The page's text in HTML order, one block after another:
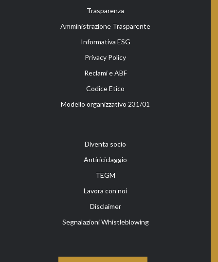
Trasparenza
Amministrazione Trasparente
Informativa ESG
Privacy Policy
Reclami e ABF
Codice Etico
Modello organizzativo 231/01
Diventa socio
Antiriciclaggio
TEGM
Lavora con noi
Disclaimer
Segnalazioni Whistleblowing